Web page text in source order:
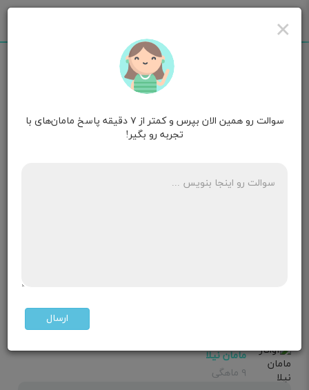
مامان دلسا دلوین ۸ ماهگی
خیلی لیزو کشدار ازم خارج شد ولی ادامه نداشته بارداری
مامان نیلا
۹ ماهگی
×
سوالت رو همین الان بپرس و کمتر از ۷ دقیقه پاسخ مامان‌های با
تجربه رو بگیر!
ارسال